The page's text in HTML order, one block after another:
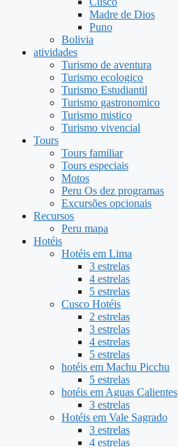
Madre de Dios
Puno
Bolivia
atividades
Turismo de aventura
Turismo ecologico
Turismo Estudiantil
Turismo gastronomico
Turismo mistico
Turismo vivencial
Tours
Tours familiar
Tours especiais
Motos
Peru Os dez programas
Excursões opcionais
Recursos
Peru mapa
Hotéis
Hotéis em Lima
3 estrelas
4 estrelas
5 estrelas
Cusco Hotéis
2 estrelas
3 estrelas
4 estrelas
5 estrelas
hotéis em Machu Picchu
5 estrelas
hotéis em Aguas Calientes
3 estrelas
Hotéis em Vale Sagrado
3 estrelas
4 estrelas